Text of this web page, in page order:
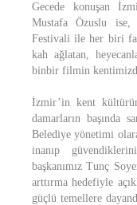
Gecede konuşan
Mustafa Özuslu
Festivali ile her biri
kah ağlatan,
binbir filmin
İzmir’in kent
damarların başında
Belediye yönetimi
inanıp
başkanımız Tunç
arttırma hedefiyle
güçlü temellere